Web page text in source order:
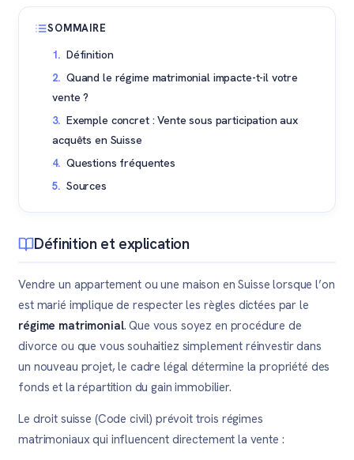
SOMMAIRE
Définition
Quand le régime matrimonial impacte-t-il votre
vente ?
Exemple concret : Vente sous participation aux
acquêts en Suisse
Questions fréquentes
Sources
Définition et explication
Vendre un appartement ou une maison en Suisse lorsque l’on
est marié implique de respecter les règles dictées par le
régime matrimonial. Que vous soyez en procédure de
divorce ou que vous souhaitiez simplement réinvestir dans
un nouveau projet, le cadre légal détermine la propriété des
fonds et la répartition du gain immobilier.
Le droit suisse (Code civil) prévoit trois régimes
matrimoniaux qui influencent directement la vente :